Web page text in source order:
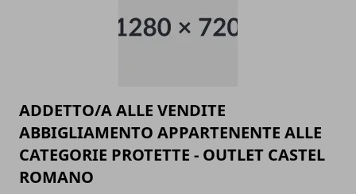
ADDETTO/A ALLE VENDITE
ABBIGLIAMENTO APPARTENENTE ALLE
CATEGORIE PROTETTE - OUTLET CASTEL
ROMANO